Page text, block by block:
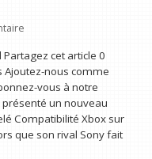
Partagez cet article 0
Ajoutez-nous comme
vous à notre
un nouveau
Compatibilité Xbox sur
que son rival Sony fait